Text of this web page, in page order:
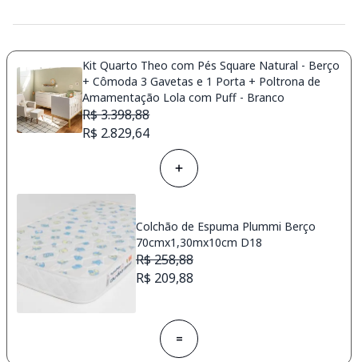
Kit Quarto Theo com Pés Square Natural - Berço
+ Cômoda 3 Gavetas e 1 Porta + Poltrona de
Amamentação Lola com Puff - Branco
R$ 3.398,88
R$ 2.829,64
Colchão de Espuma Plummi Berço
70cmx1,30mx10cm D18
R$ 258,88
R$ 209,88
=